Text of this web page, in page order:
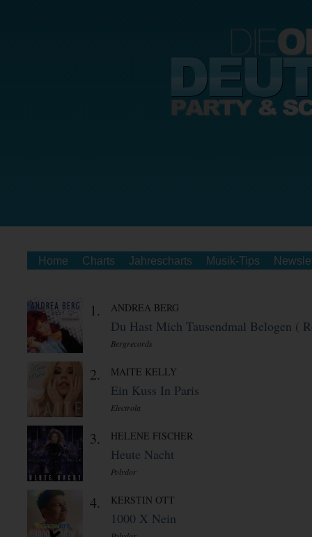
Home Charts Jahrescharts Musik-Tips
1. ANDREA BERG
Du Hast Mich Tausendmal Belogen (
Bergrecords
2. MAITE KELLY
Ein Kuss In Paris
Electrola
3. HELENE FISCHER
Heute Nacht
Polydor
4. KERSTIN OTT
1000 X Nein